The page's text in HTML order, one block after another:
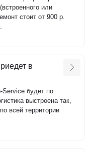
или
стоит от 900 р.
в
будет по
выстроена так,
всей территории